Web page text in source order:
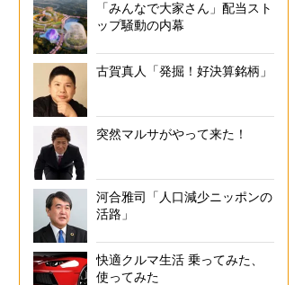
「みんなで大家さん」配当スト
ップ騒動の内幕
古賀真人「発掘！好決算銘柄」
突然マルサがやって来た！
河合雅司「人口減少ニッポンの
活路」
快適クルマ生活 乗ってみた、
使ってみた